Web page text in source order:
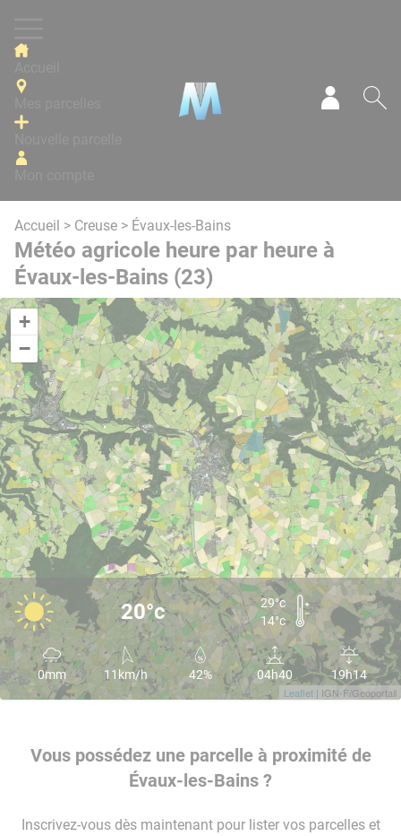
Accueil > Creuse > Évaux-les-Bains
Météo agricole heure par heure à
Évaux-les-Bains (23)
+
−
Leaflet | IGN-F/Geoportail
20°c
29°c
14°c
0mm 11km/h 42% 04h40 19h14
Vous possédez une parcelle à proximité de
Évaux-les-Bains ?
Inscrivez-vous dès maintenant pour lister vos parcelles et